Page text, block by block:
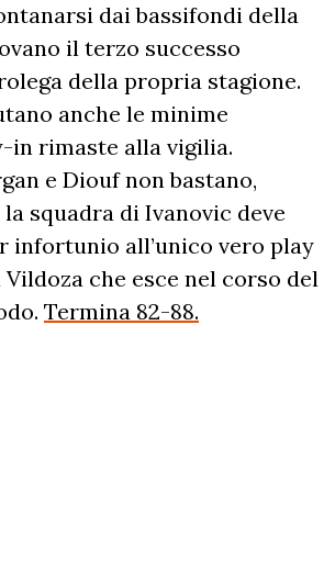
dai bassifondi della
il terzo successo
della propria stagione.
anche le minime
in rimaste alla vigilia.
e Diouf non bastano,
squadra di Ivanovic deve
infortunio all’unico vero play
che esce nel corso del
Termina 82-88.